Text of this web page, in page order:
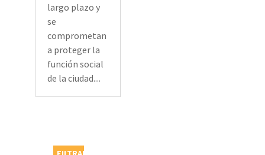
largo plazo y
se
comprometan
a proteger la
función social
de la ciudad....